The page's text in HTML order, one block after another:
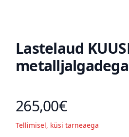
Lastelaud
metalljalgadega
Toote hind
265,00€
Tellimisel, küsi tarneaega